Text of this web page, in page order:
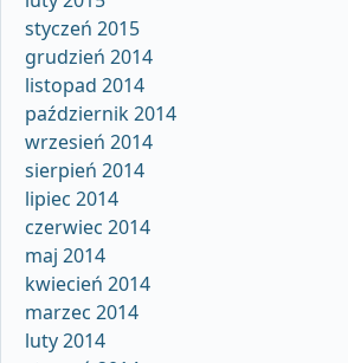
styczeń 2015
grudzień 2014
listopad 2014
październik 2014
wrzesień 2014
sierpień 2014
lipiec 2014
czerwiec 2014
maj 2014
kwiecień 2014
marzec 2014
luty 2014